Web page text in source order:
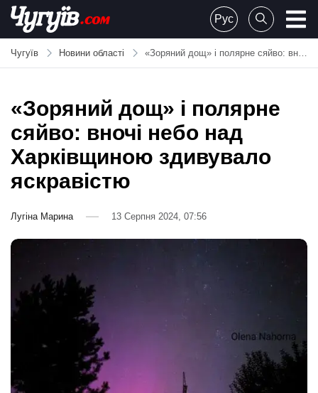
Skip
content
Chuguiv
Рус
Чугуїв Новини області «Зоряний дощ» і полярне сяйво: вночі небо над Харківщиною здивувало яскравістю
«Зоряний дощ» і полярне
сяйво: вночі небо над
Харківщиною здивувало
яскравістю
Лугіна Марина 13 Серпня 2024, 07:56